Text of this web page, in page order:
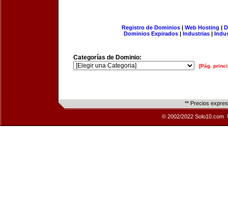
Registro de Dominios| Web Hosting |
Dominios Expirados | Industrias |
Categorías de Dominio:
[Pág.
** Precios
© 2002/2022 Solo10.com